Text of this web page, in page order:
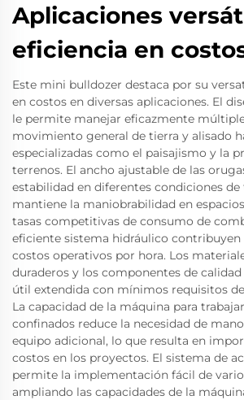
Aplicaciones
eficiencia en
Este mini bulldozer destaca por su
en costos en diversas aplicaciones. El
le permite manejar eficazmente
movimiento general de tierra y alisado
especializadas como el paisajismo y la
terrenos. El ancho ajustable de las
estabilidad en diferentes condiciones
mantiene la maniobrabilidad en
tasas competitivas de consumo de
eficiente sistema hidráulico contribuyen
costos operativos por hora. Los
duraderos y los componentes de
útil extendida con mínimos requisitos
La capacidad de la máquina para
confinados reduce la necesidad de
equipo adicional, lo que resulta en
costos en los proyectos. El sistema de
permite la implementación fácil de
ampliando las capacidades de la